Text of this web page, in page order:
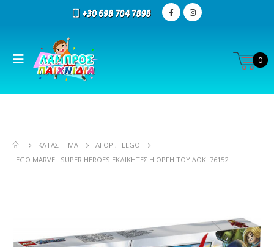
0
ΚΑΤΆΣΤΗΜΑ ΑΓΌΡΙ,
LEGO
LEGO MARVEL SUPER HEROES ΕΚΔΙΚΗΤΈΣ Η ΟΡΓΉ ΤΟΥ ΛΌΚΙ 76152